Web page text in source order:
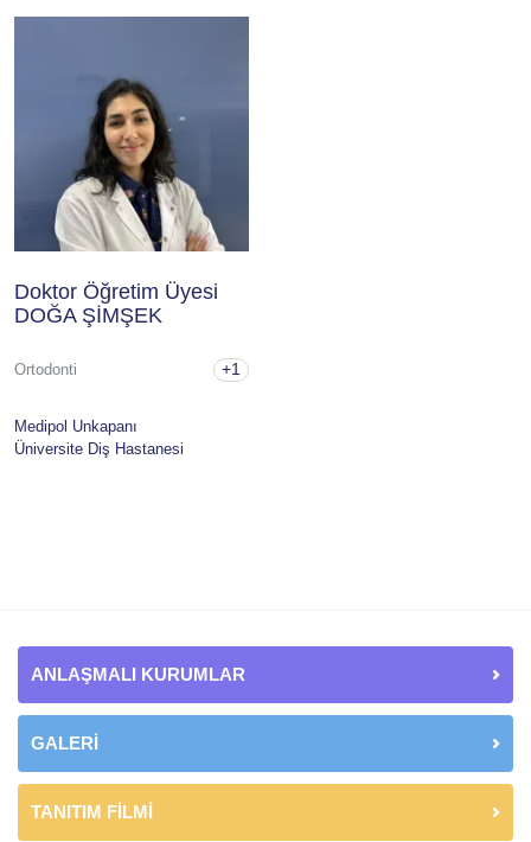
Doktor Öğretim Üyesi
DOĞA ŞİMŞEK
Ortodonti +1
Medipol Unkapanı
Üniversite Diş Hastanesi
ANLAŞMALI KURUMLAR
GALERİ
TANITIM FİLMİ